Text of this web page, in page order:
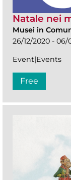
Natale nei
Musei in
26/12/2020 - 06/
Event|Events
Free